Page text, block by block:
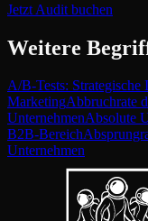
Jetzt Audit buchen
Weitere
A/B-Tests: Strategische
MarketingAbbruchrate
UnternehmenAbsolute
B2B-Bereich
Unternehmen